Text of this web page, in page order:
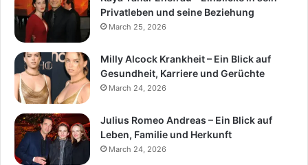
Privatleben und seine Beziehung
March 25, 2026
Milly Alcock Krankheit – Ein Blick auf
Gesundheit, Karriere und Gerüchte
March 24, 2026
Julius Romeo Andreas – Ein Blick auf
Leben, Familie und Herkunft
March 24, 2026